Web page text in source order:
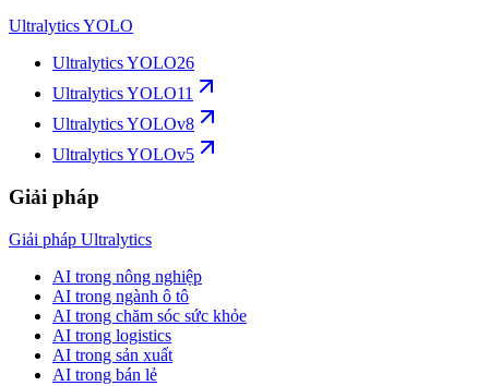
Ultralytics YOLO
Ultralytics YOLO26
Ultralytics YOLO11
Ultralytics YOLOv8
Ultralytics YOLOv5
Giải pháp
Giải pháp Ultralytics
AI trong nông nghiệp
AI trong ngành ô tô
AI trong chăm sóc sức khỏe
AI trong logistics
AI trong sản xuất
AI trong bán lẻ